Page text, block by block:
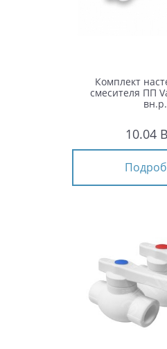
Комплект
смесителя ПП
вн.р.
10.04